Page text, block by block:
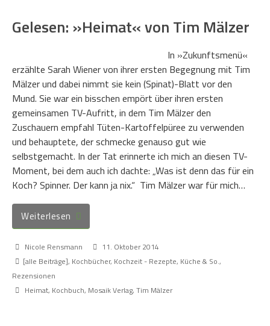
Gelesen: »Heimat« von Tim Mälzer
In »Zukunftsmenü«
erzählte Sarah Wiener von ihrer ersten Begegnung mit Tim
Mälzer und dabei nimmt sie kein (Spinat)-Blatt vor den
Mund. Sie war ein bisschen empört über ihren ersten
gemeinsamen TV-Aufritt, in dem Tim Mälzer den
Zuschauern empfahl Tüten-Kartoffelpüree zu verwenden
und behauptete, der schmecke genauso gut wie
selbstgemacht. In der Tat erinnerte ich mich an diesen TV-
Moment, bei dem auch ich dachte: „Was ist denn das für ein
Koch? Spinner. Der kann ja nix.“ Tim Mälzer war für mich…
Weiterlesen
Nicole Rensmann
11. Oktober 2014
[alle Beiträge], Kochbücher, Kochzeit - Rezepte, Küche & So.,
Rezensionen
Heimat, Kochbuch, Mosaik Verlag, Tim Mälzer